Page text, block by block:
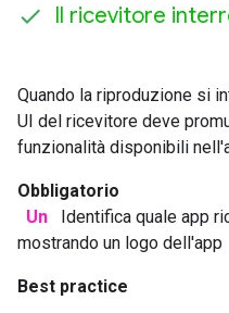
Il ricevitore
Quando la riproduzione si
UI del ricevitore deve
funzionalità disponibili
Obbligatorio
Un
Identifica quale app
mostrando un logo dell'app
Best practice